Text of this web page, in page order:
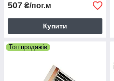
507 ₴/пог.м
Купити
Топ продажів